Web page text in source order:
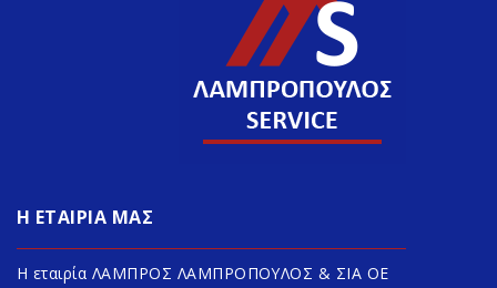
Η ΕΤΑΙΡΙΑ ΜΑΣ
Η εταιρία ΛΑΜΠΡΟΣ ΛΑΜΠΡΟΠΟΥΛΟΣ & ΣΙΑ ΟΕ